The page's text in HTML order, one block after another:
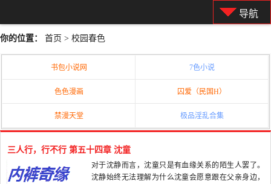
导航
你的位置： 首页 > 校园春色
书包小说网 7色小说
色色漫画 囚爱（民国H）
禁漫天堂 极品淫乱合集
三人行，行不行 第五十四章 沈童
对于沈静而言，沈童只是有血缘关系的陌生人罢了。
沈静始终无法理解为什么沈童会愿意跟在父亲身边，